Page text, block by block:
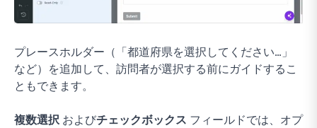
プレースホルダー（「都道府県を選択してください…」
など）を追加して、訪問者が選択する前にガイドするこ
ともできます。
複数選択 およびチェックボックス フィールドでは、オプ